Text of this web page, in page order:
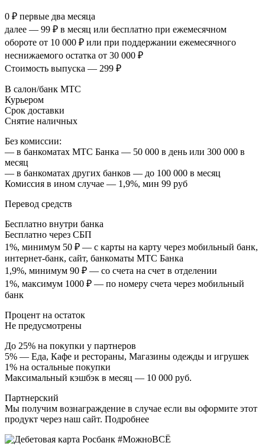
0 ₽ первые два месяца
далее — 99 ₽ в месяц или бесплатно при ежемесячном
обороте от 10 000 ₽ или при поддержании ежемесячного
неснижаемого остатка от 30 000 ₽
Стоимость выпуска — 299 ₽
В салон/банк МТС
Курьером
Срок доставки
Снятие наличных
Без комиссии:
— в банкоматах МТС Банка — 50 000 в день или 300 000 в
месяц
— в банкоматах других банков — до 100 000 в месяц
Комиссия в ином случае — 1,9%, мин 99 руб
Перевод средств
Бесплатно внутри банка
Бесплатно через СБП
1%, минимум 50 ₽ — с карты на карту через мобильный банк,
интернет-банк, сайт, банкоматы МТС Банка
1,9%, минимум 90 ₽ — со счета на счет в отделении
1%, максимум 1000 ₽ — по номеру счета через мобильный
банк
Процент на остаток
Не предусмотрены
До 25% на покупки у партнеров
5% — Еда, Кафе и рестораны, Магазины одежды и игрушек
1% на остальные покупки
Максимальный кэшбэк в месяц — 10 000 руб.
Партнерский
Мы получим вознаграждение в случае если вы оформите этот
продукт через наш сайт. Подробнее